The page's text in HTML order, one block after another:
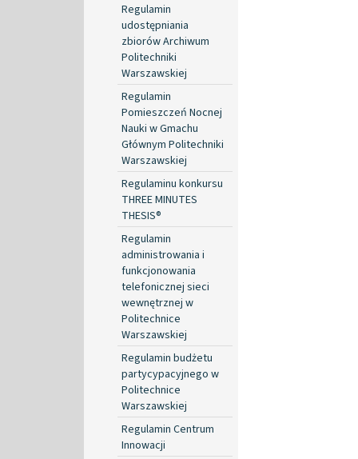
Regulamin
udostępniania
zbiorów Archiwum
Politechniki
Warszawskiej
Regulamin
Pomieszczeń Nocnej
Nauki w Gmachu
Głównym Politechniki
Warszawskiej
Regulaminu konkursu
THREE MINUTES
THESIS®
Regulamin
administrowania i
funkcjonowania
telefonicznej sieci
wewnętrznej w
Politechnice
Warszawskiej
Regulamin budżetu
partycypacyjnego w
Politechnice
Warszawskiej
Regulamin Centrum
Innowacji